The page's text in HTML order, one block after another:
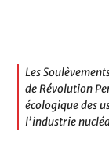
Les
de Révolution
écologique des
l’industrie